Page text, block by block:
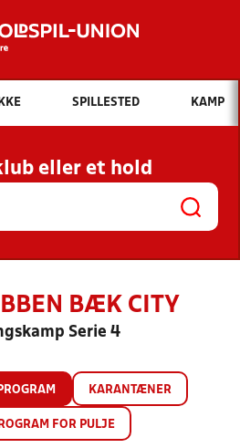
Hvad vil du søge efter?
INDHOLD OG NYHEDER
KLUBBER OG
HOLD
SPILLESTED KAMP
eller et hold
BÆK CITY
Serie 4
KARANTÆNER
FOR PULJE